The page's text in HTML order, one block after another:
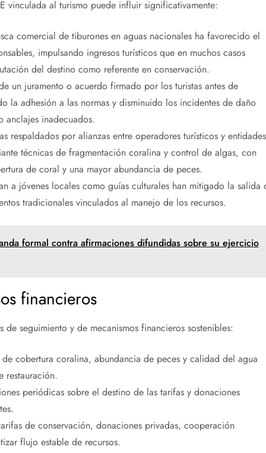
vinculada al turismo puede influir significativamente:
comercial de tiburones en aguas nacionales ha favorecido el
impulsando ingresos turísticos que en muchos casos
del destino como referente en conservación.
un juramento o acuerdo firmado por los turistas antes de
la adhesión a las normas y disminuido los incidentes de daño
inadecuados.
respaldados por alianzas entre operadores turísticos y entidades
técnicas de fragmentación coralina y control de algas, con
de coral y una mayor abundancia de peces.
a jóvenes locales como guías culturales han mitigado la salida
tradicionales vinculados al manejo de los recursos.
formal contra afirmaciones difundidas sobre su ejercicio
financieros
seguimiento y de mecanismos financieros sostenibles:
cobertura coralina, abundancia de peces y calidad del agua
restauración.
periódicas sobre el destino de las tarifas y donaciones
de conservación, donaciones privadas, cooperación
flujo estable de recursos.